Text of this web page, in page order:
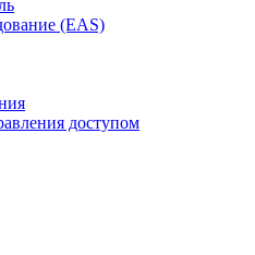
(EAS)
доступом